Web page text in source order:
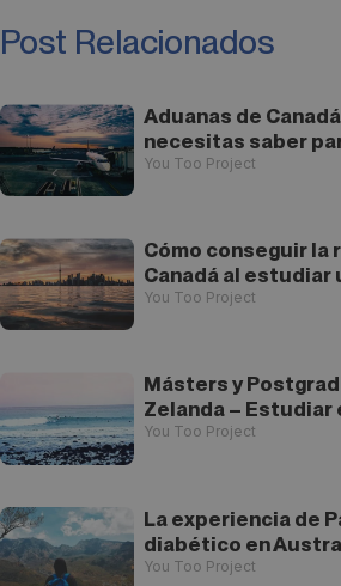
Post Relacionados
Aduanas de
necesitas saber
You Too Project
Cómo conseguir la
Canadá al estudiar
You Too Project
Másters y
Zelanda – Estudiar
You Too Project
La experiencia de
diabético en
You Too Project